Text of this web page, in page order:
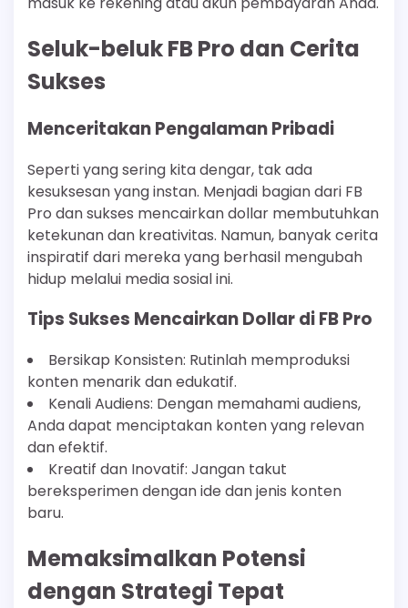
Seluk-beluk FB Pro dan Cerita
Sukses
Menceritakan Pengalaman Pribadi
Seperti yang sering kita dengar, tak ada
kesuksesan yang instan. Menjadi bagian dari FB
Pro dan sukses mencairkan dollar membutuhkan
ketekunan dan kreativitas. Namun, banyak cerita
inspiratif dari mereka yang berhasil mengubah
hidup melalui media sosial ini.
Tips Sukses Mencairkan Dollar di FB Pro
Bersikap Konsisten: Rutinlah memproduksi
konten menarik dan edukatif.
Kenali Audiens: Dengan memahami audiens,
Anda dapat menciptakan konten yang relevan
dan efektif.
Kreatif dan Inovatif: Jangan takut
bereksperimen dengan ide dan jenis konten
baru.
Memaksimalkan Potensi
dengan Strategi Tepat